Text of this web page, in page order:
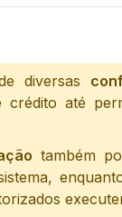
diversas
até
também